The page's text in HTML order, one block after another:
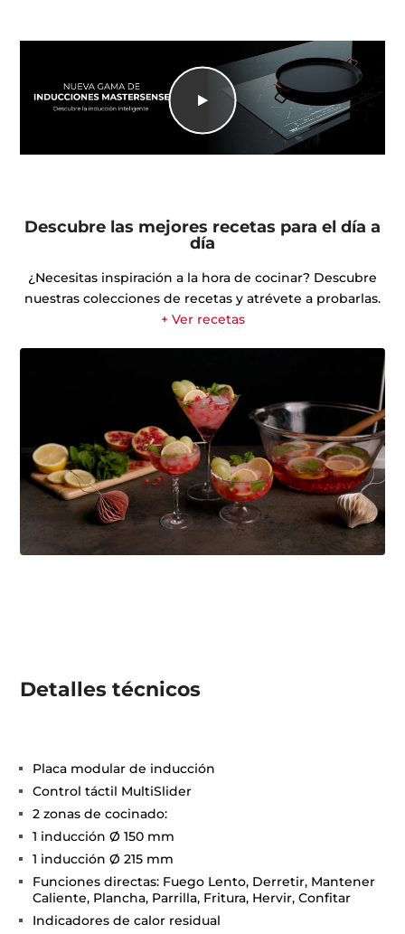
Descubre las mejores recetas para el día a
día
¿Necesitas inspiración a la hora de cocinar? Descubre
nuestras colecciones de recetas y atrévete a probarlas.
+ Ver recetas
Detalles técnicos
Placa modular de inducción
Control táctil MultiSlider
2 zonas de cocinado:
1 inducción Ø 150 mm
1 inducción Ø 215 mm
Funciones directas: Fuego Lento, Derretir, Mantener
Caliente, Plancha, Parrilla, Fritura, Hervir, Confitar
Indicadores de calor residual